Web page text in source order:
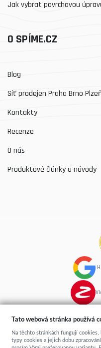
Jak vybrat povrchovou
O SPÍME.CZ
Blog
Síť prodejen Praha Brno
Kontakty
Recenze
O nás
Produktové články a návody
Tato webová stránka používá
Na těchto stránkách fungují
typy cookies a jejich dobu